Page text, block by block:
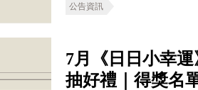
公告資訊
7月《日日小幸
抽好禮｜得獎名